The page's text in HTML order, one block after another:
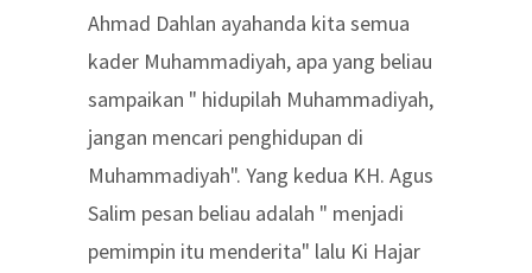
Ahmad Dahlan ayahanda kita semua
kader Muhammadiyah, apa yang beliau
sampaikan " hidupilah Muhammadiyah,
jangan mencari penghidupan di
Muhammadiyah". Yang kedua KH. Agus
Salim pesan beliau adalah " menjadi
pemimpin itu menderita" lalu Ki Hajar